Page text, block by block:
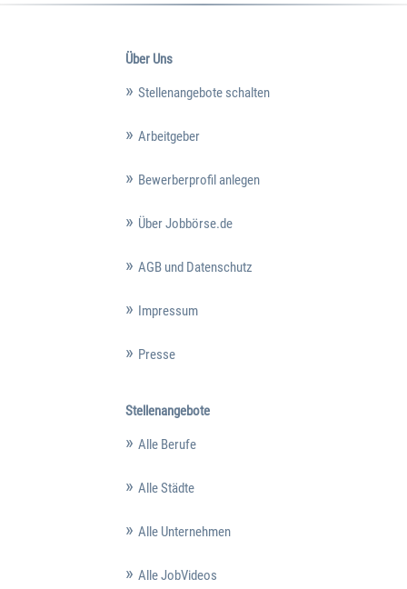
Über Uns
Stellenangebote schalten
Arbeitgeber
Bewerberprofil anlegen
Über Jobbörse.de
AGB und Datenschutz
Impressum
Presse
Stellenangebote
Alle Berufe
Alle Städte
Alle Unternehmen
Alle JobVideos